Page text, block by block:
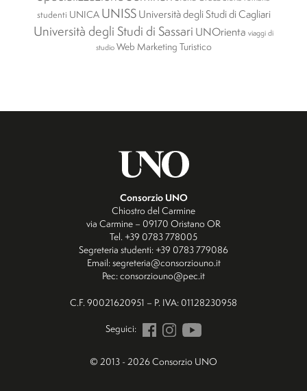
studenti UNICA UNISS Università degli Studi di Cagliari
Università degli Studi di Sassari UNOrienta viaggi di
studio Web Marketing Turistico
Consorzio UNO
Chiostro del Carmine
via Carmine – 09170 Oristano OR
Tel. +39 0783 778005
Segreteria studenti: +39 0783 779086
Email: segreteria@consorziouno.it
Pec: consorziouno@pec.it
C.F. 90021620951 – P. IVA: 01128230958
Seguici:
© 2013 - 2026 Consorzio UNO